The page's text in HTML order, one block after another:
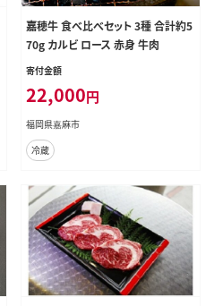
嘉穂牛 食べ比べセット 3種 合計約5
70g カルビ ロース 赤身 牛肉
寄付金額
22,000円
福岡県嘉麻市
冷蔵